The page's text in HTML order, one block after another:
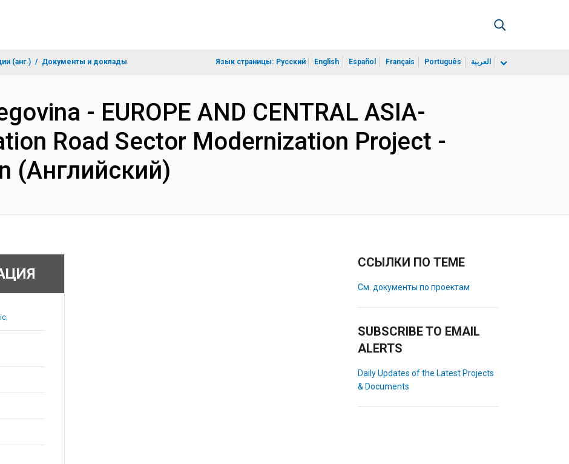
(анг.) Документы и доклады Язык страницы: Русский English Español Français Português العربية
- EUROPE AND CENTRAL ASIA-
Road Sector Modernization Project -
(Английский)
ССЫЛКИ ПО ТЕМЕ
См. документы по проектам
SUBSCRIBE TO EMAIL
ALERTS
Daily Updates of the Latest Projects
& Documents